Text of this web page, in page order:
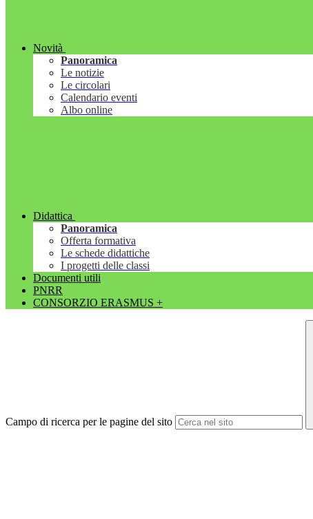
Novità
Panoramica
Le notizie
Le circolari
Calendario eventi
Albo online
Didattica
Panoramica
Offerta formativa
Le schede didattiche
I progetti delle classi
Documenti utili
PNRR
CONSORZIO ERASMUS +
Campo di ricerca per le pagine del sito